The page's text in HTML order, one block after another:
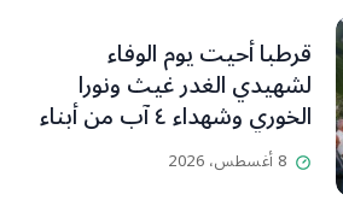
قرطبا أحيت يوم الوفاء
لشهيدي الغدر غيث ونورا
الخوري وشهداء ٤ آب من أبناء
البلدة.. كارين الخوري افرام: لقد
كان بيتنا، بوجود والدي، ينبض
8 أغسطس، 2026